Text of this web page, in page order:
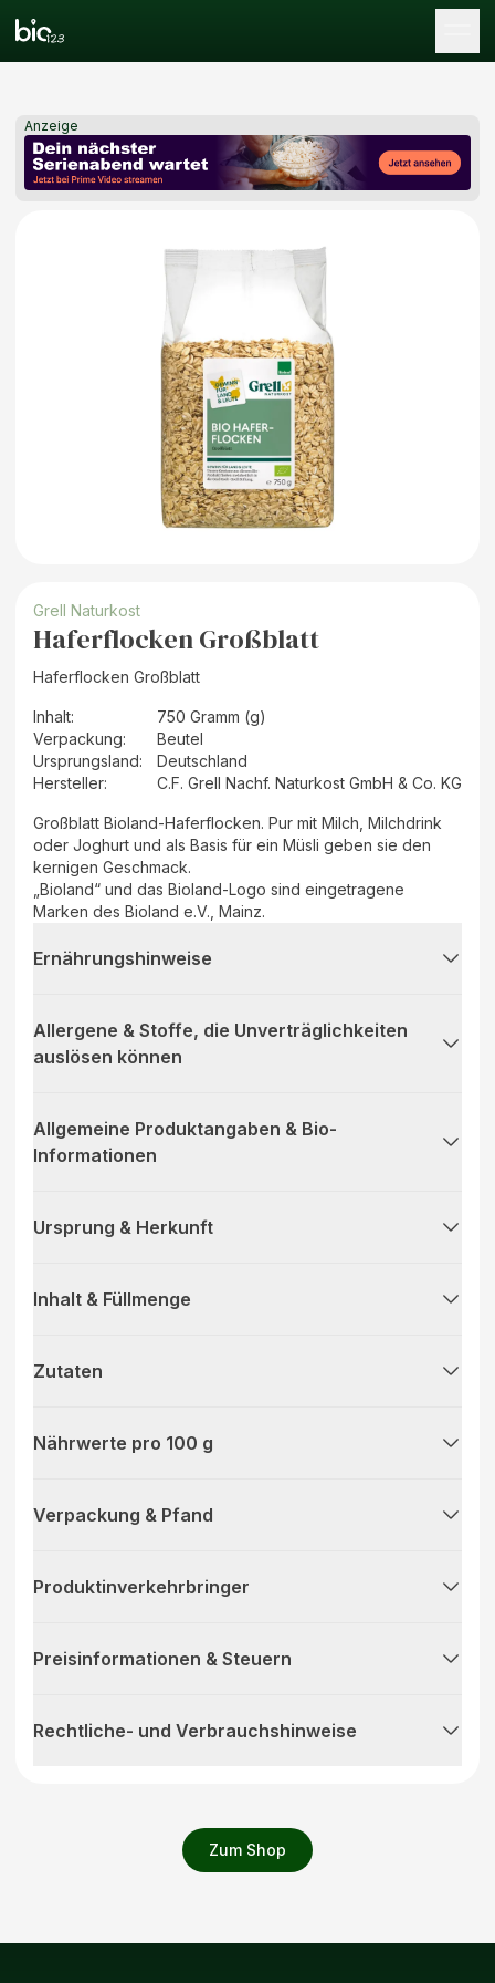
Anzeige
Zum Shop
Grell Naturkost
Haferflocken Großblatt
Haferflocken Großblatt
Inhalt:
750 Gramm (g)
Verpackung:
Beutel
Ursprungsland:
Deutschland
Hersteller: C.F. Grell Nachf. Naturkost GmbH & Co. KG
Großblatt Bioland-Haferflocken. Pur mit Milch, Milchdrink
oder Joghurt und als Basis für ein Müsli geben sie den
kernigen Geschmack.
„Bioland“ und das Bioland-Logo sind eingetragene
Marken des Bioland e.V., Mainz.
Ernährungshinweise
Allergene & Stoffe, die Unverträglichkeiten
auslösen können
Allgemeine Produktangaben & Bio-
Informationen
Ursprung & Herkunft
Inhalt & Füllmenge
Zutaten
Nährwerte pro 100 g
Verpackung & Pfand
Produktinverkehrbringer
Preisinformationen & Steuern
Rechtliche- und Verbrauchshinweise